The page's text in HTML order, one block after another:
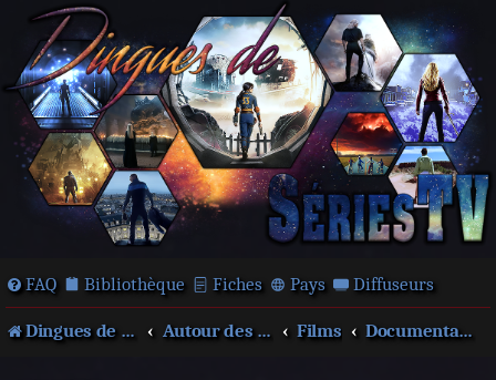
FAQ Bibliothèque Fiches Pays Diffuseurs
Dingues de séries télé ! Autour des films et séries Films Documentaire